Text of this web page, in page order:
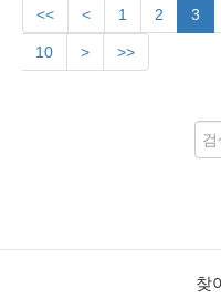
<< < 1 2 3
10 > >>
찾